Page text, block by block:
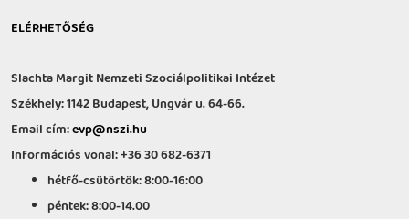
ELÉRHETŐSÉG
Slachta Margit Nemzeti Szociálpolitikai Intézet
Székhely: 1142 Budapest, Ungvár u. 64-66.
Email cím:evp@nszi.hu
Információs vonal: +36 30 682-6371
hétfő-csütörtök: 8:00-16:00
péntek: 8:00-14.00